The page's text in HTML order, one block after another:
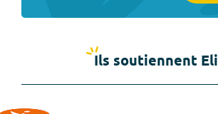
Ils soutiennent